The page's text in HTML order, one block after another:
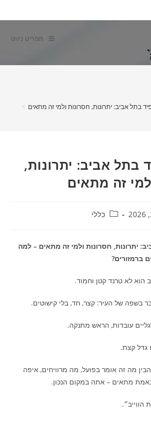
תפריט ניווט
בתל אביב: יתרונות, חסרונות ולמי זה מתאים >
בתל אביב: יתרונות,
זה מתאים
קטגוריה:
כללי
יתרונות, חסרונות ולמי זה מתאים – למה
ברמזורים?
הוא לא טרנד קטן וחמוד.
בשפה של העיר: קצר, חד, בלי קישוטים.
עובדות, הראש מתנקה.
גדל קצת.
מה זה אומר בפועל, מה מרוויחים, איפה
מתאים – אתה במקום הנכון.
הווייב״.